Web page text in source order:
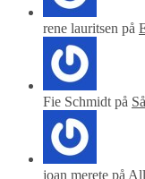
rene lauritsen på
Fie Schmidt på
joan merete på